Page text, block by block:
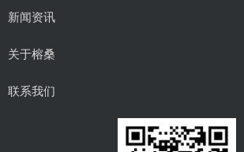
新闻资讯
关于榕桑
联系我们